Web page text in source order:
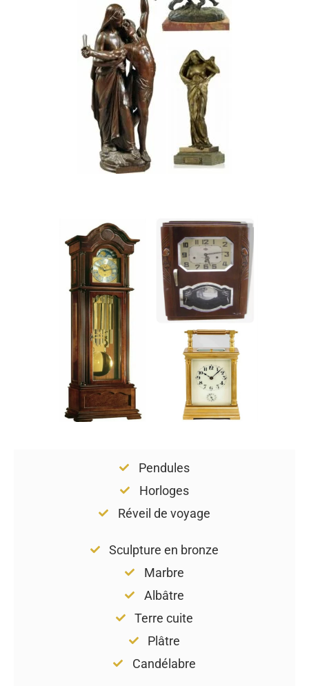
Pendules
Horloges
Réveil de voyage
Sculpture en bronze
Marbre
Albâtre
Terre cuite
Plâtre
Candélabre